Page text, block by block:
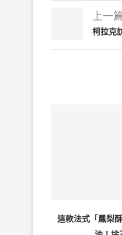
上一
柯拉克
這款法式「鳳梨